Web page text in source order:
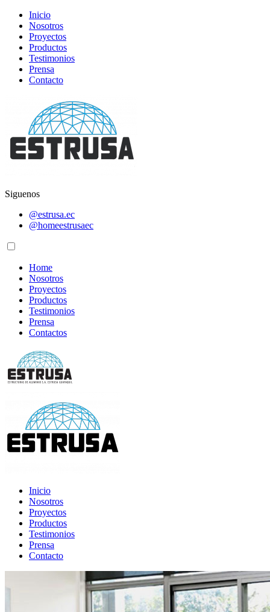
Inicio
Nosotros
Proyectos
Productos
Testimonios
Prensa
Contacto
Siguenos
@estrusa.ec
@homeestrusaec
Home
Nosotros
Proyectos
Productos
Testimonios
Prensa
Contactos
Inicio
Nosotros
Proyectos
Productos
Testimonios
Prensa
Contacto